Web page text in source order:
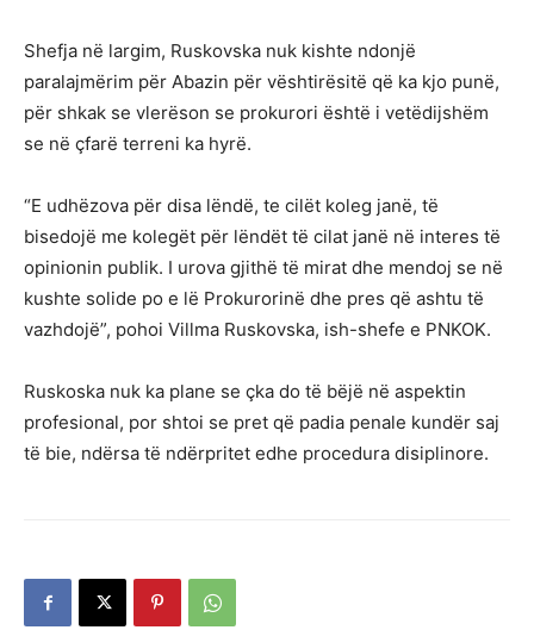
Shefja në largim, Ruskovska nuk kishte ndonjë
paralajmërim për Abazin për vështirësitë që ka kjo punë,
për shkak se vlerëson se prokurori është i vetëdijshëm
se në çfarë terreni ka hyrë.
“E udhëzova për disa lëndë, te cilët koleg janë, të
bisedojë me kolegët për lëndët të cilat janë në interes të
opinionin publik. I urova gjithë të mirat dhe mendoj se në
kushte solide po e lë Prokurorinë dhe pres që ashtu të
vazhdojë”, pohoi Villma Ruskovska, ish-shefe e PNKOK.
Ruskoska nuk ka plane se çka do të bëjë në aspektin
profesional, por shtoi se pret që padia penale kundër saj
të bie, ndërsa të ndërpritet edhe procedura disiplinore.